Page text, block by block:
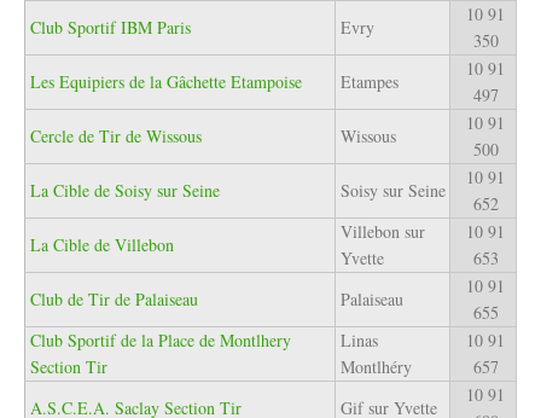
Club Sportif IBM Paris
Evry
10 91
350
Les Equipiers de la Gâchette Etampoise
Etampes
10 91
497
Cercle de Tir de Wissous
Wissous
10 91
500
La Cible de Soisy sur Seine
Soisy sur Seine
10 91
652
La Cible de Villebon
Villebon sur
Yvette
10 91
653
Club de Tir de Palaiseau
Palaiseau
10 91
655
Club Sportif de la Place de Montlhery
Section Tir
Linas
Montlhéry
10 91
657
A.S.C.E.A. Saclay Section Tir
Gif sur Yvette
10 91